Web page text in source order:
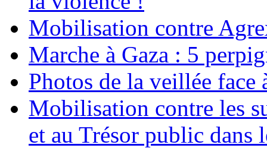
Mobilisation contre
Marche à Gaza : 5
Photos de la veillée face
Mobilisation contre les
et au Trésor public dans